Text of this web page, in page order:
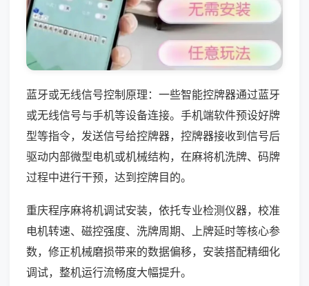
蓝牙或无线信号控制原理：一些智能控牌器通过蓝牙
或无线信号与手机等设备连接。手机端软件预设好牌
型等指令，发送信号给控牌器，控牌器接收到信号后
驱动内部微型电机或机械结构，在麻将机洗牌、码牌
过程中进行干预，达到控牌目的。
重庆程序麻将机调试安装，依托专业检测仪器，校准
电机转速、磁控强度、洗牌周期、上牌延时等核心参
数，修正机械磨损带来的数据偏移，安装搭配精细化
调试，整机运行流畅度大幅提升。